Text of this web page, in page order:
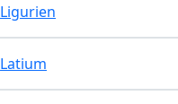
Ligurien
Latium